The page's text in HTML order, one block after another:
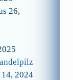
26,
2024